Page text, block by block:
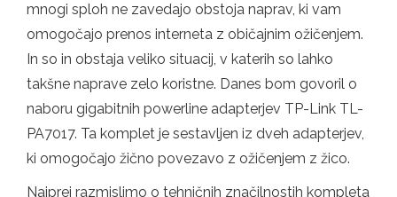
mnogi sploh ne zavedajo obstoja naprav, ki vam
omogočajo prenos interneta z običajnim ožičenjem.
In so in obstaja veliko situacij, v katerih so lahko
takšne naprave zelo koristne. Danes bom govoril o
naboru gigabitnih powerline adapterjev TP-Link TL-
PA7017. Ta komplet je sestavljen iz dveh adapterjev,
ki omogočajo žično povezavo z ožičenjem z žico.
Najprej razmislimo o tehničnih značilnostih kompleta